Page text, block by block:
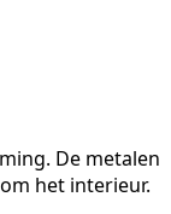
De metalen
het interieur.